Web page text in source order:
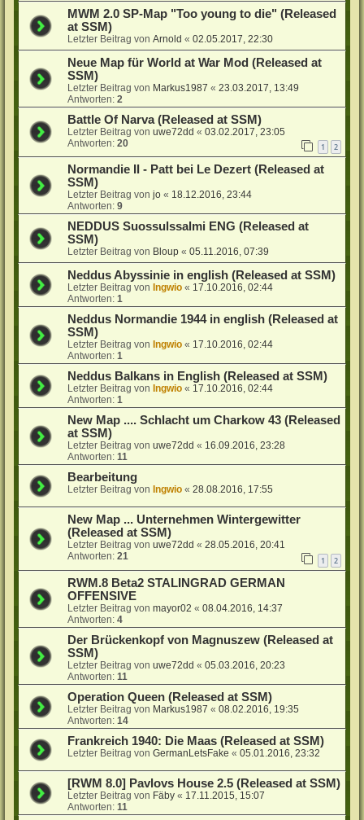
MWM 2.0 SP-Map "Too young to die" (Released
at SSM)
Letzter Beitrag vonArnold «02.05.2017, 22:30
Neue Map für World at War Mod (Released at
SSM)
Letzter Beitrag von Markus1987 «23.03.2017, 13:49
Antworten:2
Battle Of Narva (Released at SSM)
Letzter Beitrag vonuwe72dd «03.02.2017, 23:05
Antworten:20 1 2
Normandie II - Patt bei Le Dezert (Released at
SSM)
Letzter Beitrag vonjo « 18.12.2016, 23:44
Antworten:9
NEDDUS Suossulssalmi ENG (Released at
SSM)
Letzter Beitrag von Bloup «05.11.2016, 07:39
Neddus Abyssinie in english (Released at SSM)
Letzter Beitrag von Ingwio « 17.10.2016, 02:44
Antworten:1
Neddus Normandie 1944 in english (Released at
SSM)
Letzter Beitrag von Ingwio « 17.10.2016, 02:44
Antworten:1
Neddus Balkans in English (Released at SSM)
Letzter Beitrag von Ingwio « 17.10.2016, 02:44
Antworten:1
New Map .... Schlacht um Charkow 43 (Released
at SSM)
Letzter Beitrag vonuwe72dd « 16.09.2016, 23:28
Antworten:11
Bearbeitung
Letzter Beitrag von Ingwio «28.08.2016, 17:55
New Map ... Unternehmen Wintergewitter
(Released at SSM)
Letzter Beitrag vonuwe72dd «28.05.2016, 20:41
Antworten:21 1 2
RWM.8 Beta2 STALINGRAD GERMAN
OFFENSIVE
Letzter Beitrag vonmayor02 «08.04.2016, 14:37
Antworten:4
Der Brückenkopf von Magnuszew (Released at
SSM)
Letzter Beitrag vonuwe72dd «05.03.2016, 20:23
Antworten:11
Operation Queen (Released at SSM)
Letzter Beitrag von Markus1987 «08.02.2016, 19:35
Antworten:14
Frankreich 1940: Die Maas (Released at SSM)
Letzter Beitrag vonGermanLetsFake «05.01.2016, 23:32
[RWM 8.0] Pavlovs House 2.5 (Released at SSM)
Letzter Beitrag von Fäby « 17.11.2015, 15:07
Antworten:11